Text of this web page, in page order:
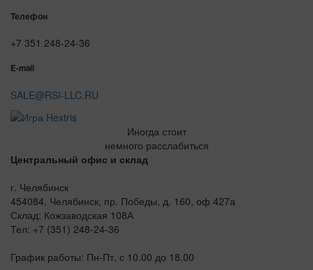
Телефон
+7 351 248-24-36
E-mail
SALE@RSI-LLC.RU
Иногда стоит
немного расслабиться
Центральный офис и склад
г. Челябинск
454084, Челябинск, пр. Победы, д. 160, оф 427а
Склад: Кожзаводская 108А
Тел: +7 (351) 248-24-36
График работы: Пн-Пт, с 10.00 до 18.00